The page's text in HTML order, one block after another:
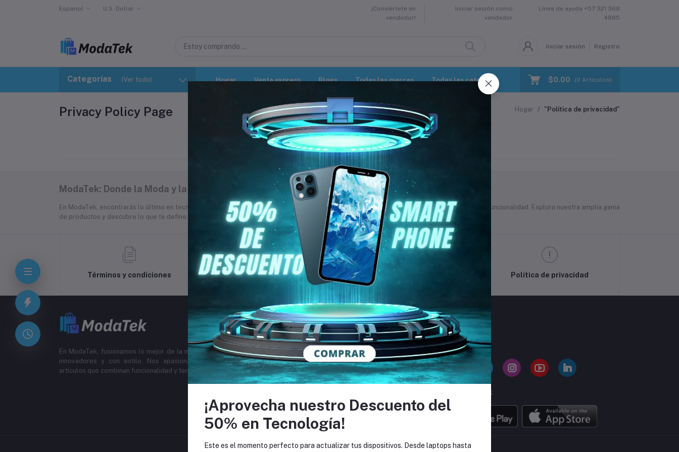
Espanol U.S. Dollar
¡Conviértete en
vendedor!
Iniciar sesión como
vendedor
Línea de ayuda +57 321 368
4885
Iniciar sesión Registro
Categorías (Ver todo) Hogar Venta express Blogs Todas las marcas Todas las categorias $0.00 (0 Artículos)
Privacy Policy Page Hogar "Política de privacidad"
ModaTek: Donde la Moda y la Tecnología se Unen
En ModaTek, encontrarás lo último en tecnología, moda y más. Nuestra misión es ofrecerte productos de alta calidad que combinen estilo y funcionalidad. Explora nuestra amplia gama
de productos y descubre lo que te define. ¡Compra con confianza en ModaTek!
Términos y condiciones
Política de devoluciones
Política de soporte Política de privacidad
En ModaTek, fusionamos lo mejor de la moda y la tecnología para ofrecerte productos
innovadores y con estilo. Nos apasiona ayudarte a expresar tu individualidad con
artículos que combinan funcionalidad y tendencia.
SÍGUENOS
MOBILE APPS
¡Aprovecha nuestro Descuento del
50% en Tecnología!
Este es el momento perfecto para actualizar tus dispositivos. Desde laptops hasta